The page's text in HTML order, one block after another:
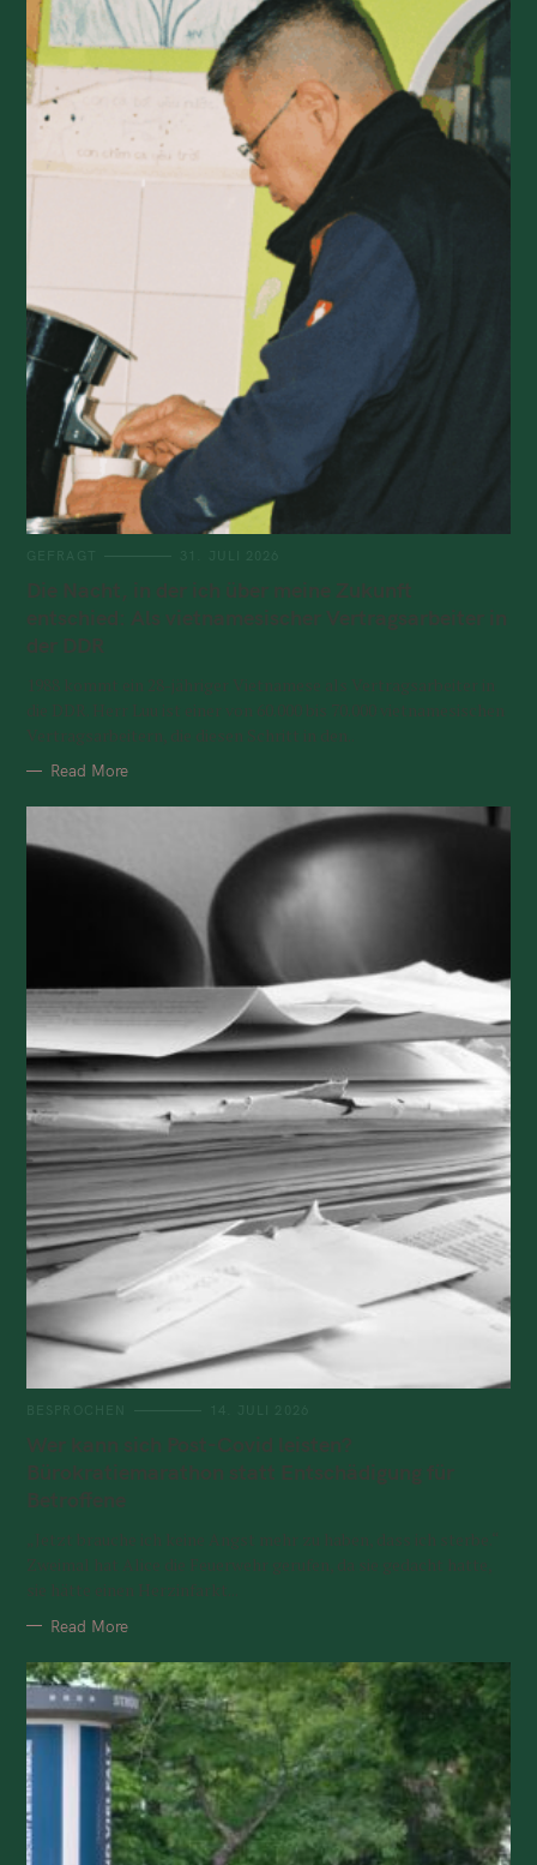
Die Nacht, in der ich über meine Zukunft
entschied: Als vietnamesischer Vertragsarbeiter in
der DDR
1988 kommt ein 28-jähriger Vietnamese als Vertragsarbeiter in
die DDR. Herr Luu ist einer von 60.000 bis 70.000 vietnamesischen
Vertragsarbeitern, die diesen Schritt in den..
Read More
Wer kann sich Post-Covid leisten?
Bürokratiemarathon statt Entschädigung für
Betroffene
„Jetzt brauche ich keine Angst mehr zu haben, dass ich sterbe.“
Zweimal hat Alice die Feuerwehr gerufen, da sie gedacht hatte,
sie hätte einen Herzinfarkt...
Read More